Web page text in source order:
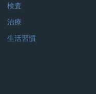
検査
治療
生活習慣